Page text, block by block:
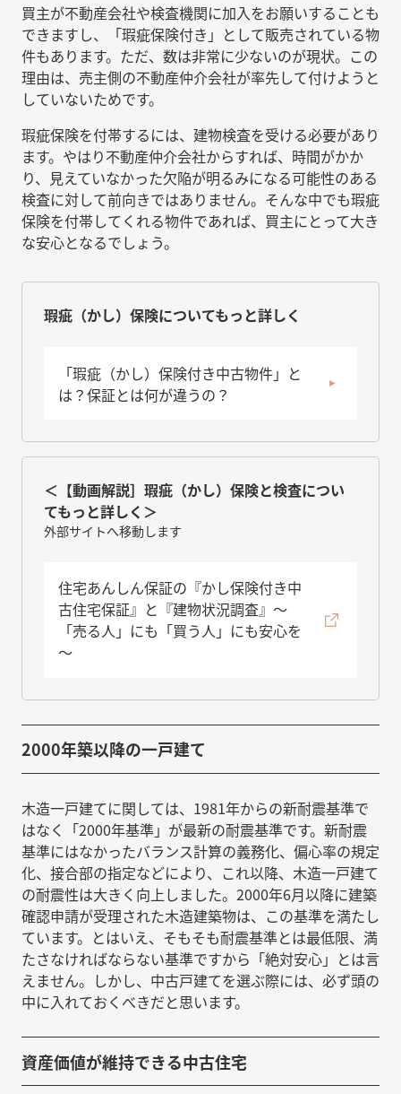
買主が不動産会社や検査機関に加入をお願いすることも
できますし、「瑕疵保険付き」として販売されている物
件もあります。ただ、数は非常に少ないのが現状。この
理由は、売主側の不動産仲介会社が率先して付けようと
していないためです。
瑕疵保険を付帯するには、建物検査を受ける必要があり
ます。やはり不動産仲介会社からすれば、時間がかか
り、見えていなかった欠陥が明るみになる可能性のある
検査に対して前向きではありません。そんな中でも瑕疵
保険を付帯してくれる物件であれば、買主にとって大き
な安心となるでしょう。
瑕疵（かし）保険についてもっと詳しく
「瑕疵（かし）保険付き中古物件」と
は？保証とは何が違うの？
＜【動画解説］瑕疵（かし）保険と検査につい
てもっと詳しく＞
外部サイトへ移動します
住宅あんしん保証の『かし保険付き中
古住宅保証』と『建物状況調査』～
「売る人」にも「買う人」にも安心を
～
2000年築以降の一戸建て
木造一戸建てに関しては、1981年からの新耐震基準で
はなく「2000年基準」が最新の耐震基準です。新耐震
基準にはなかったバランス計算の義務化、偏心率の規定
化、接合部の指定などにより、これ以降、木造一戸建て
の耐震性は大きく向上しました。2000年6月以降に建築
確認申請が受理された木造建築物は、この基準を満たし
ています。とはいえ、そもそも耐震基準とは最低限、満
たさなければならない基準ですから「絶対安心」とは言
えません。しかし、中古戸建てを選ぶ際には、必ず頭の
中に入れておくべきだと思います。
資産価値が維持できる中古住宅